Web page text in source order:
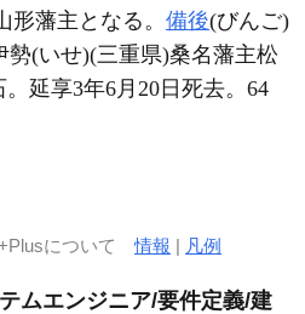
形藩主となる。 備後(びんご)
勢(いせ)(三重県)桑名藩主松
延享3年6月20日死去。64
+Plusについて情報 | 凡例
ムエンジニア/要件定義/建